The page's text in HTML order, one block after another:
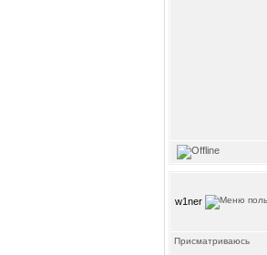
w1ner
Присматриваюсь